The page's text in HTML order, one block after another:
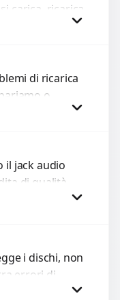
carica, ricarica
di ricarica
o
ricarica guasti,
il jack audio
di qualità
collegare cuffie
i dischi, non
errori di